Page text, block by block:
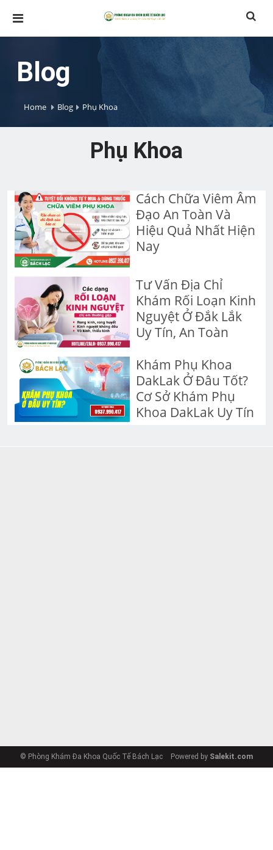
Blog
Home Blog Phụ Khoa
Phụ Khoa
Cách Chữa Viêm Âm
Đạo An Toàn Và
Hiệu Quả Nhất Hiện
Nay
Tư Vấn Địa Chỉ
Khám Rối Loạn Kinh
Nguyệt Ở Đắk Lắk
Uy Tín, An Toàn
Khám Phụ Khoa
DakLak Ở Đâu Tốt?
Cơ Sở Khám Phụ
Khoa DakLak Uy Tín
© Phòng Khám Đa Khoa Quốc Tế Bách Lạc Powered by Salekit.com